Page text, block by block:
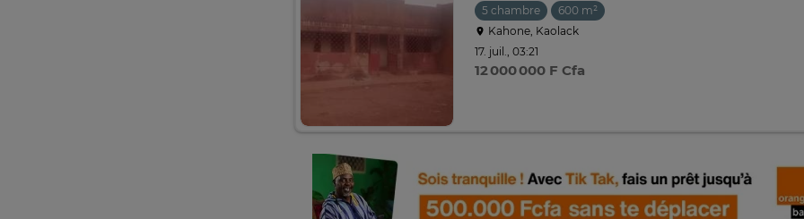
5 chambre
600 m²
Kahone, Kaolack
17. juil., 03:21
12 000 000 F Cfa